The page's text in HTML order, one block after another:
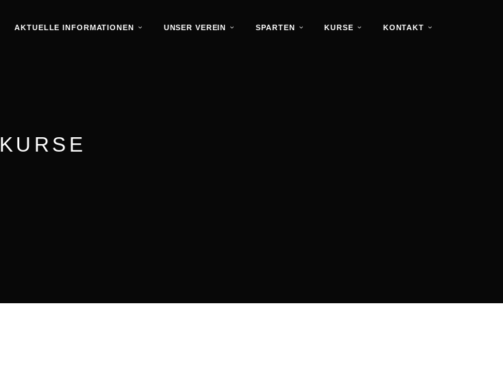
AKTUELLE INFORMATIONEN UNSER VEREIN SPARTEN KURSE KONTAKT
KURSE